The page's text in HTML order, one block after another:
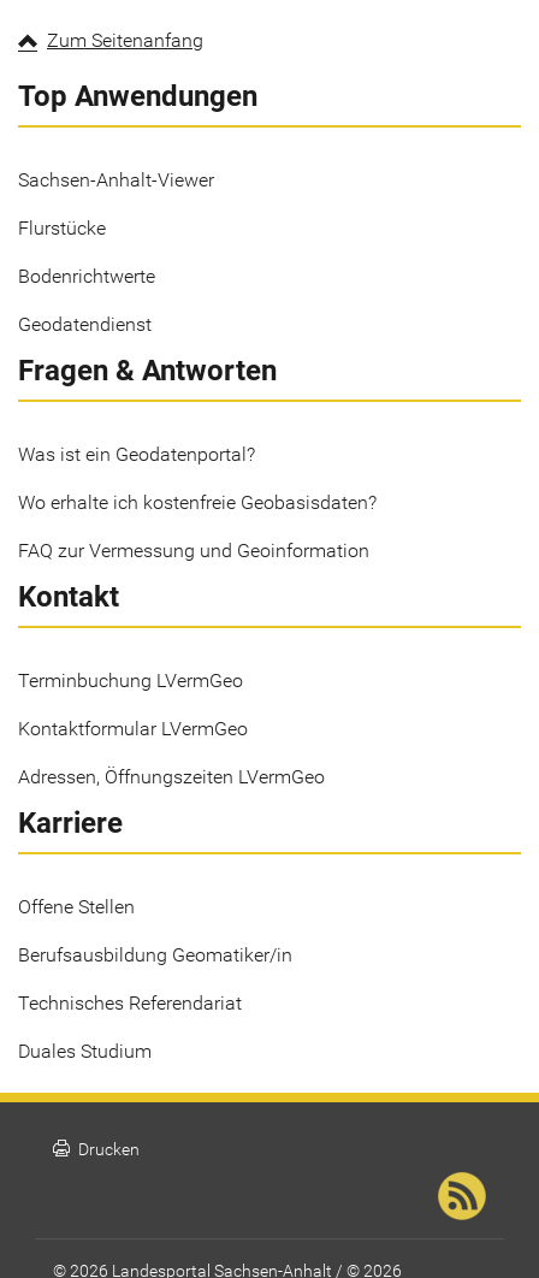
Zum Seitenanfang
Top Anwendungen
Sachsen-Anhalt-Viewer
Flurstücke
Bodenrichtwerte
Geodatendienst
Fragen & Antworten
Was ist ein Geodatenportal?
Wo erhalte ich kostenfreie Geobasisdaten?
FAQ zur Vermessung und Geoinformation
Kontakt
Terminbuchung LVermGeo
Kontaktformular LVermGeo
Adressen, Öffnungszeiten LVermGeo
Karriere
Offene Stellen
Berufsausbildung Geomatiker/in
Technisches Referendariat
Duales Studium
print Drucken
© 2026 Landesportal Sachsen-Anhalt / © 2026